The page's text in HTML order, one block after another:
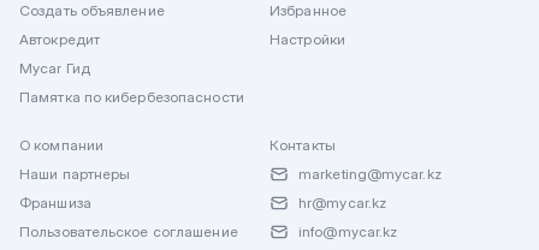
Создать объявление
Автокредит
Mycar Гид
Памятка по кибербезопасности
Избранное
Настройки
О компании
Наши партнеры
Франшиза
Пользовательское соглашение
Контакты
marketing@mycar.kz
hr@mycar.kz
info@mycar.kz